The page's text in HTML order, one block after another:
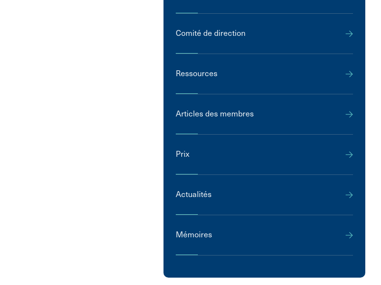
Comité de direction
Ressources
Articles des membres
Prix
Actualités
Mémoires